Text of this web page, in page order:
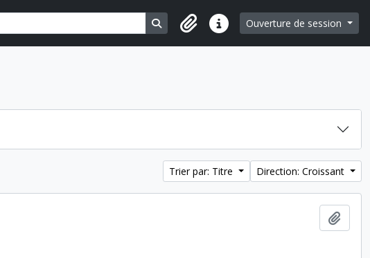
Search in browse page
Liens rapidesOuverture de session
Trier par: Titre Direction: Croissant